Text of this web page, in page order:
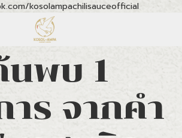
kosolampachilisauceofficial
นพบ 1
าร จากคำ